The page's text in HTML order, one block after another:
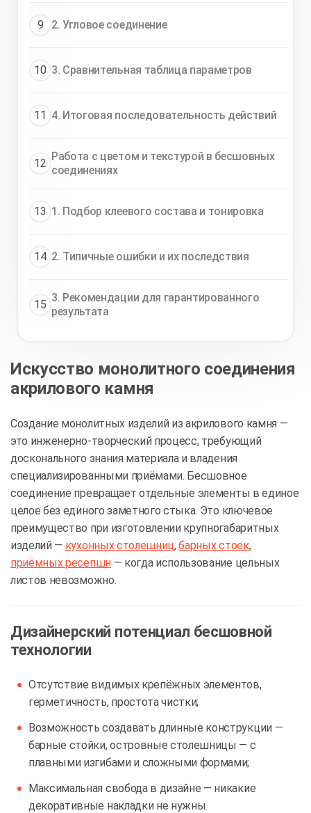
9 2. Угловое соединение
10 3. Сравнительная таблица параметров
11 4. Итоговая последовательность действий
12
Работа с цветом и текстурой в бесшовных
соединениях
13 1. Подбор клеевого состава и тонировка
14 2. Типичные ошибки и их последствия
15
3. Рекомендации для гарантированного
результата
Искусство монолитного соединения
акрилового камня
Создание монолитных изделий из акрилового камня —
это инженерно‑творческий процесс, требующий
досконального знания материала и владения
специализированными приёмами. Бесшовное
соединение превращает отдельные элементы в единое
целое без единого заметного стыка. Это ключевое
преимущество при изготовлении крупногабаритных
изделий — кухонных столешниц,барных стоек,
приёмных ресепшн— когда использование цельных
листов невозможно.
Дизайнерский потенциал бесшовной
технологии
Отсутствие видимых крепёжных элементов,
герметичность, простота чистки;
Возможность создавать длинные конструкции —
барные стойки, островные столешницы — с
плавными изгибами и сложными формами;
Максимальная свобода в дизайне — никакие
декоративные накладки не нужны.